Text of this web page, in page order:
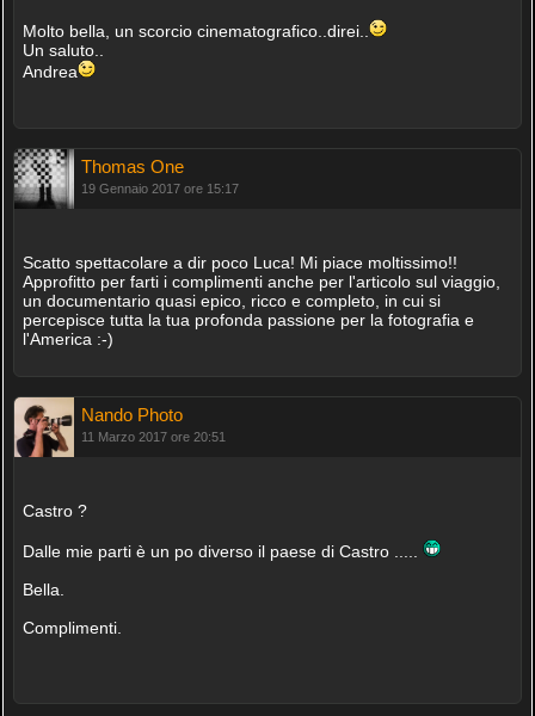
Molto bella, un scorcio cinematografico..direi..
Un saluto..
Andrea
Thomas One
19 Gennaio 2017 ore 15:17
Scatto spettacolare a dir poco Luca! Mi piace moltissimo!!
Approfitto per farti i complimenti anche per l'articolo sul viaggio,
un documentario quasi epico, ricco e completo, in cui si
percepisce tutta la tua profonda passione per la fotografia e
l'America :-)
Nando Photo
11 Marzo 2017 ore 20:51
Castro ?
Dalle mie parti è un po diverso il paese di Castro .....
Bella.
Complimenti.